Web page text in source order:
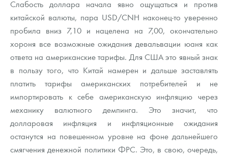
Слабость доллара начала явно ощущаться и против
китайской валюты, пара USD/CNH наконец-то уверенно
пробила вниз 7,10 и нацелена на 7,00, окончательно
хороня все возможные ожидания девальвации юаня как
ответа на американские тарифы. Для США это явный знак
в пользу того, что Китай намерен и дальше заставлять
платить тарифы американских потребителей и не
импортировать к себе американскую инфляцию через
механику валютного демпинга. Это значит, что
долларовая инфляция и инфляционные ожидания
останутся на повешенном уровне на фоне дальнейшего
смягчения денежной политики ФРС. Это, в свою, очередь,